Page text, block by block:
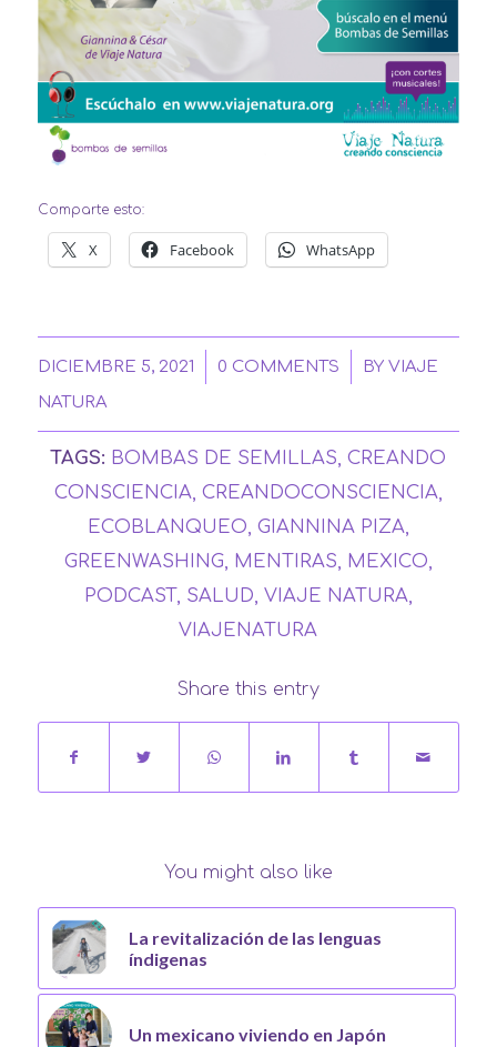
Comparte esto:
X Facebook WhatsApp
DICIEMBRE 5, 2021
/ 0 COMMENTS BY VIAJE
NATURA
TAGS: BOMBAS DE SEMILLAS ,CREANDO
CONSCIENCIA CREANDOCONSCIENCIA
ECOBLANQUEO GIANNINA PIZA
GREENWASHING, MENTIRAS MEXICO
PODCAST, SALUD VIAJE NATURA
VIAJENATURA
Share this entry
You might also like
La revitalización de las lenguas
índigenas
Un mexicano viviendo en Japón